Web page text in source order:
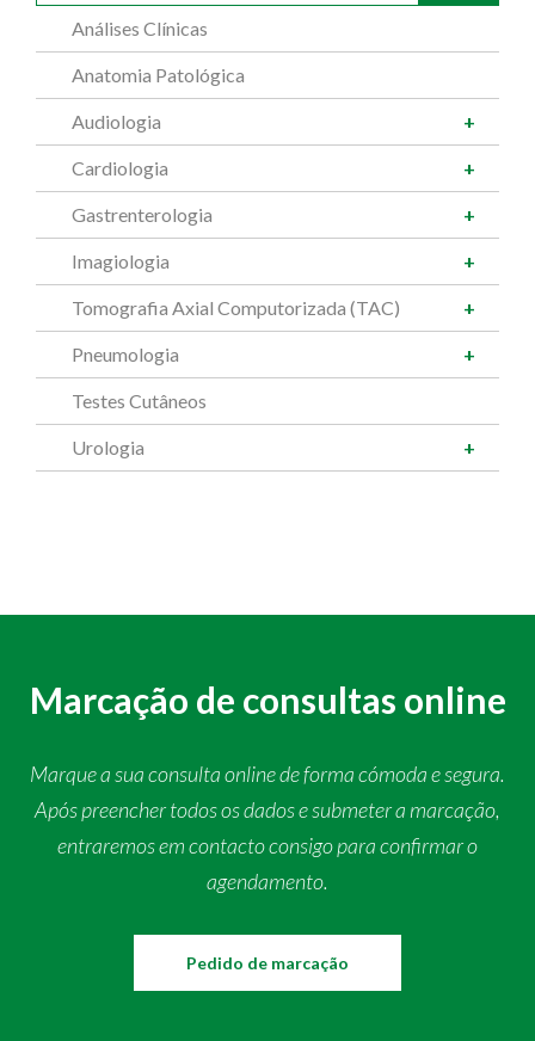
Análises Clínicas
Anatomia Patológica
Audiologia
Cardiologia
Gastrenterologia
Imagiologia
Tomografia Axial Computorizada (TAC)
Pneumologia
Testes Cutâneos
Urologia
Marcação de consultas online
Marque a sua consulta online de forma cómoda e segura.
Após preencher todos os dados e submeter a marcação,
entraremos em contacto consigo para confirmar o
agendamento.
Pedido de marcação